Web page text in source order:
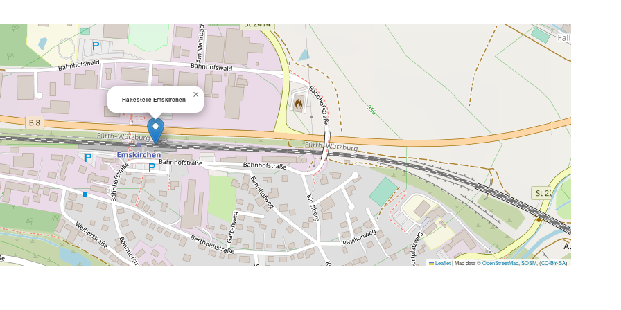
Haltestelle Emskirchen ×
Leaflet|Map data ©OpenStreetMap SOSM , (CC-BY-SA)